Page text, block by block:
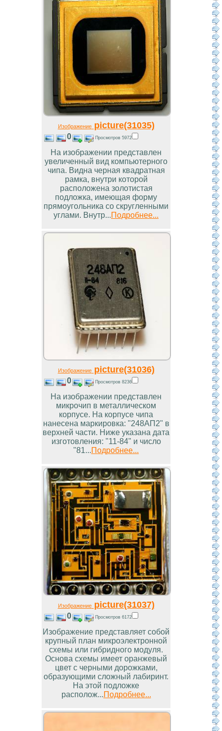
Изображениеpicture(31035)
0 Просмотров 5972
На изображении представлен
увеличенный вид компьютерного
чипа. Видна черная квадратная
рамка, внутри которой
расположена золотистая
подложка, имеющая форму
прямоугольника со скругленными
углами. Внутр...Подробнее...
Изображениеpicture(31036)
0 Просмотров 8236
На изображении представлен
микрочип в металлическом
корпусе. На корпусе чипа
нанесена маркировка: "248АП2" в
верхней части. Ниже указана дата
изготовления: "11-84" и число
"81...Подробнее...
Изображениеpicture(31037)
0 Просмотров 6172
Изображение представляет собой
крупный план микроэлектронной
схемы или гибридного модуля.
Основа схемы имеет оранжевый
цвет с черными дорожками,
образующими сложный лабиринт.
На этой подложке
располож...Подробнее...